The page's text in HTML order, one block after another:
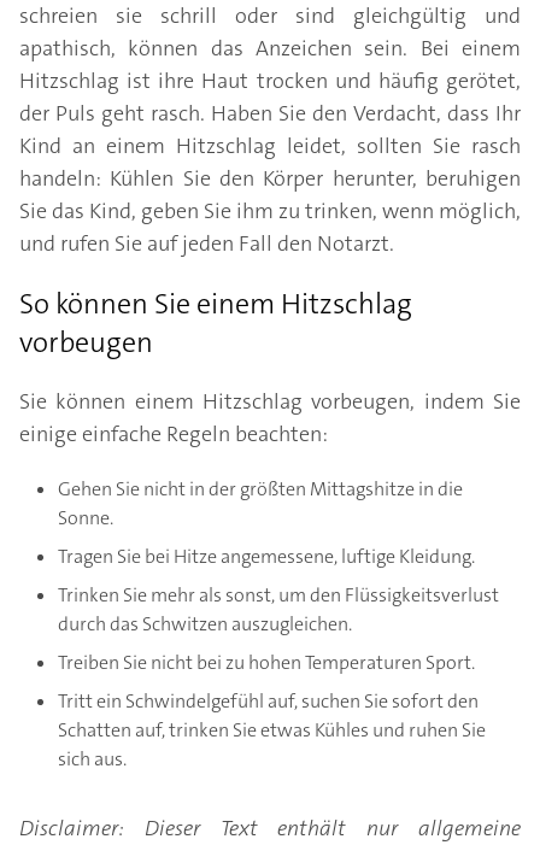
schreien sie schrill oder sind gleichgültig und
apathisch, können das Anzeichen sein. Bei einem
Hitzschlag ist ihre Haut trocken und häufig gerötet,
der Puls geht rasch. Haben Sie den Verdacht, dass Ihr
Kind an einem Hitzschlag leidet, sollten Sie rasch
handeln: Kühlen Sie den Körper herunter, beruhigen
Sie das Kind, geben Sie ihm zu trinken, wenn möglich,
und rufen Sie auf jeden Fall den Notarzt.
So können Sie einem Hitzschlag
vorbeugen
Sie können einem Hitzschlag vorbeugen, indem Sie
einige einfache Regeln beachten:
Gehen Sie nicht in der größten Mittagshitze in die
Sonne.
Tragen Sie bei Hitze angemessene, luftige Kleidung.
Trinken Sie mehr als sonst, um den Flüssigkeitsverlust
durch das Schwitzen auszugleichen.
Treiben Sie nicht bei zu hohen Temperaturen Sport.
Tritt ein Schwindelgefühl auf, suchen Sie sofort den
Schatten auf, trinken Sie etwas Kühles und ruhen Sie
sich aus.
Disclaimer: Dieser Text enthält nur allgemeine